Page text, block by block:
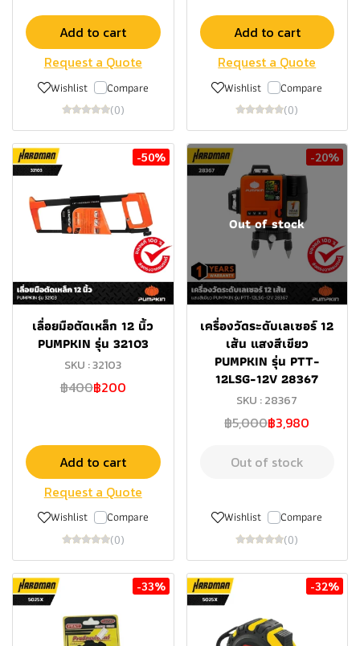
Add to cart
Request a Quote
Wishlist Compare
(0)
Add to cart
Request a Quote
Wishlist Compare
(0)
-50%
เลื่อยมือตัดเหล็ก 12 นิ้ว
PUMPKIN รุ่น 32103
SKU : 32103
฿400฿200
Add to cart
Request a Quote
Wishlist Compare
(0)
-20%
Out of stock
เครื่องวัดระดับเลเซอร์ 12
เส้น แสงสีเขียว
PUMPKIN รุ่น PTT-
12LSG-12V 28367
SKU : 28367
฿5,000฿3,980
Out of stock
Wishlist Compare
(0)
-33% -32%